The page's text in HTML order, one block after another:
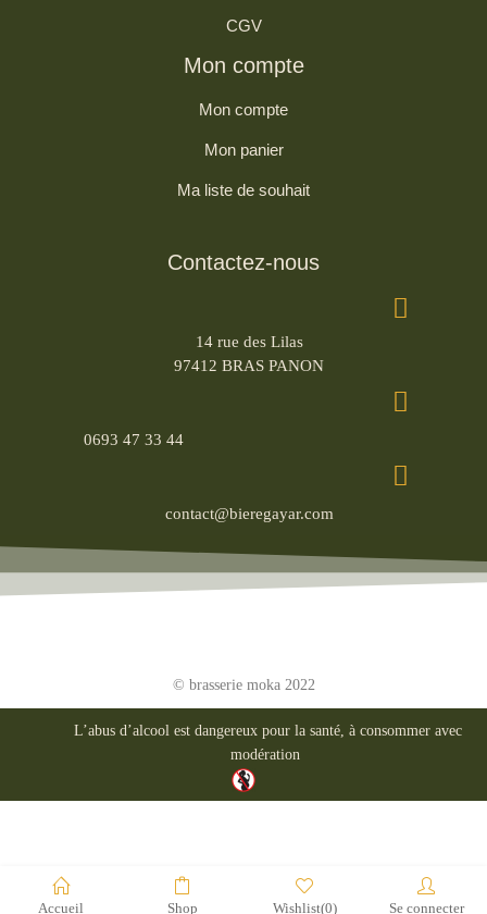
CGV
Mon compte
Mon compte
Mon panier
Ma liste de souhait
Contactez-nous
14 rue des Lilas
97412 BRAS PANON
0693 47 33 44
contact@bieregayar.com
© brasserie moka 2022
L’abus d’alcool est dangereux pour la santé, à consommer avec
modération
Accueil Shop Wishlist(0) Se connecter